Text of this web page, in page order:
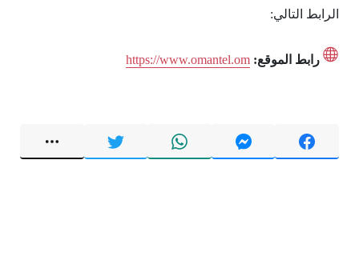
الرابط التالي:
رابط الموقع: https://www.omantel.om